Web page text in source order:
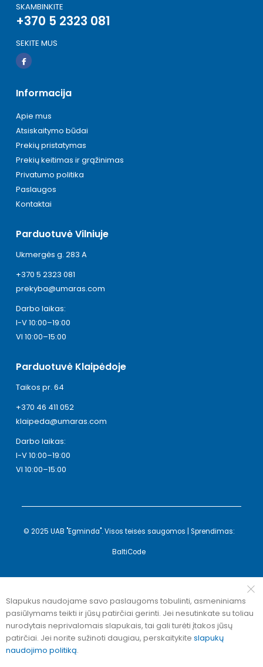
SKAMBINKITE
+370 5 2323 081
SEKITE MUS
Informacija
Apie mus
Atsiskaitymo būdai
Prekių pristatymas
Prekių keitimas ir grąžinimas
Privatumo politika
Paslaugos
Kontaktai
Parduotuvė Vilniuje
Ukmergės g. 283 A
+370 5 2323 081
prekyba@umaras.com
Darbo laikas:
I-V 10:00–19:00
VI 10:00–15:00
Parduotuvė Klaipėdoje
Taikos pr. 64
+370 46 411 052
klaipeda@umaras.com
Darbo laikas:
I-V 10:00–19:00
VI 10:00–15:00
© 2025 UAB "Egminda". Visos teisės saugomos | Sprendimas:
BaltiCode
Slapukus naudojame savo paslaugoms tobulinti, asmeniniams
pasiūlymams teikti ir jūsų patirčiai gerinti. Jei nesutinkate su toliau
nurodytais neprivalomais slapukais, tai gali turėti įtakos jūsų
patirčiai. Jei norite sužinoti daugiau, perskaitykite slapukų
naudojimo politiką.